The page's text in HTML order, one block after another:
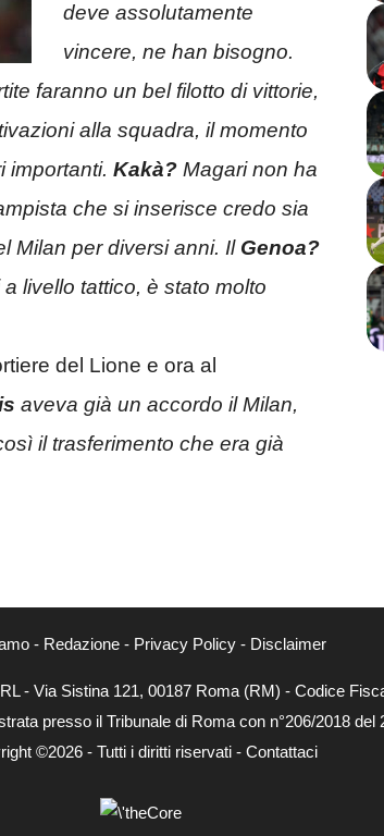
deve assolutamente
vincere, ne han bisogno.
faranno un bel filotto di vittorie,
alla squadra, il momento
importanti. Kakà? Magari non ha
che si inserisce credo sia
Milan per diversi anni. Il Genoa?
livello tattico, è stato molto
del Lione e ora al
aveva già un accordo il Milan,
il trasferimento che era già
- Redazione- Privacy Policy- Disclaimer
- Via Sistina 121, 00187 Roma (RM) - Codice
presso il Tribunale di Roma con n°206/2018 del
©2026 - Tutti i diritti riservati - Contattaci